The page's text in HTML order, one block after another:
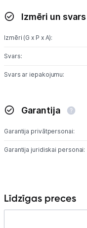
Izmēri un svars
Izmēri (G x P x A):
Svars:
Svars ar iepakojumu:
Garantija
Garantija privātpersonai:
Garantija juridiskai personai:
Līdzīgas preces